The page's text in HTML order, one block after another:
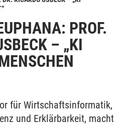
PROF.
– „KI
für Wirtschaftsinformatik,
und Erklärbarkeit, macht